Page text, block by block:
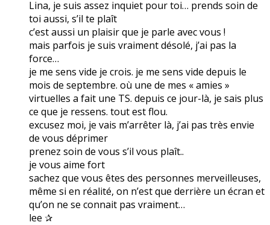
Lina, je suis assez inquiet pour toi… prends soin de
toi aussi, s’il te plaît
c’est aussi un plaisir que je parle avec vous !
mais parfois je suis vraiment désolé, j’ai pas la
force…
je me sens vide je crois. je me sens vide depuis le
mois de septembre. où une de mes « amies »
virtuelles a fait une TS. depuis ce jour-là, je sais plus
ce que je ressens. tout est flou.
excusez moi, je vais m’arrêter là, j’ai pas très envie
de vous déprimer
prenez soin de vous s’il vous plaît..
je vous aime fort
sachez que vous êtes des personnes merveilleuses,
même si en réalité, on n’est que derrière un écran et
qu’on ne se connait pas vraiment…
lee ✰